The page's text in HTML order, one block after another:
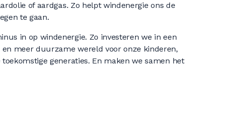
of aardgas. Zo helpt windenergie ons de
te gaan.
in op windenergie. Zo investeren we in een
en meer duurzame wereld voor onze kinderen,
generaties. En maken we samen het